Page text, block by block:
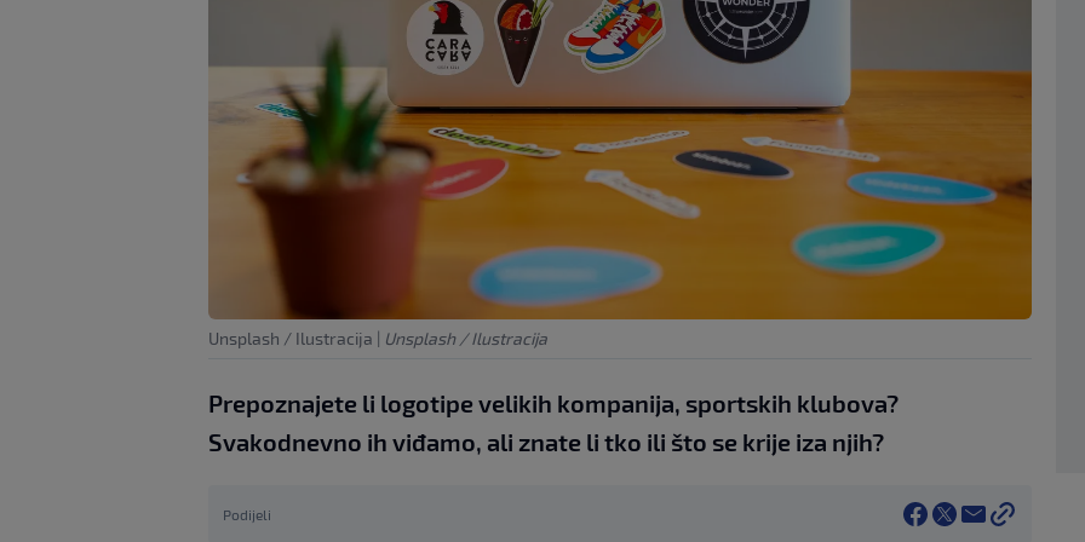
Unsplash / Ilustracija | Unsplash / Ilustracija
Prepoznajete li logotipe velikih kompanija, sportskih klubova?
Svakodnevno ih viđamo, ali znate li tko ili što se krije iza njih?
Podijeli